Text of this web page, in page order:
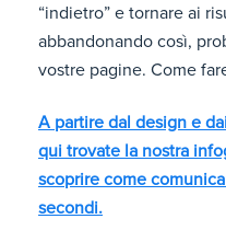
“indietro” e tornare ai
abbandonando così,
vostre pagine. Come
A partire dal design e
qui trovate la nostra
scoprire come
secondi.